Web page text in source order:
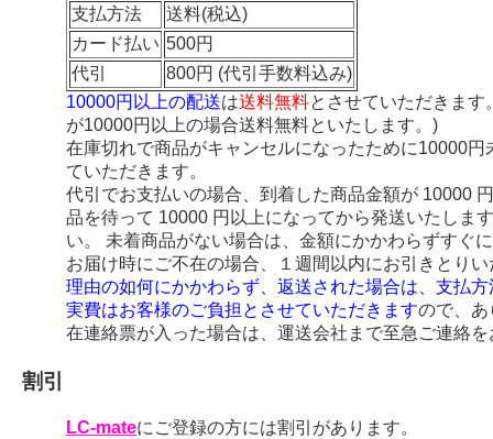
支払方法
送料(税込)
カード払い 500円
代引
800円 (代引手数料込み)
10000円以上の配送は送料無料とさせていただきま
が10000円以上の場合送料無料といたします。)
在庫切れで商品がキャンセルになったために10000
ていただきます。
代引でお支払いの場合、到着した商品金額が 10000
品を待って 10000 円以上になってから発送いたしま
い。 未着商品がない場合は、金額にかかわらずすぐ
お届け時にご不在の場合、１週間以内にお引きとり
理由の如何にかかわらず、返送された場合は、支払
実費はお客様のご負担とさせていただきますので、あ
在連絡票が入った場合は、運送会社まで至急ご連絡
割引
LC-mateにご登録の方には割引があります。